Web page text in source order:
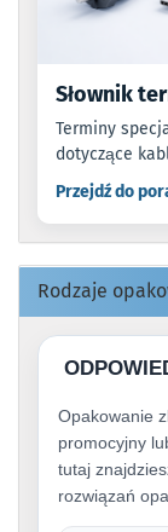
Słownik
Terminy
dotyczące
Przejdź do
Rodzaje
Opakowanie
promocyjny
tutaj
rozwiązań